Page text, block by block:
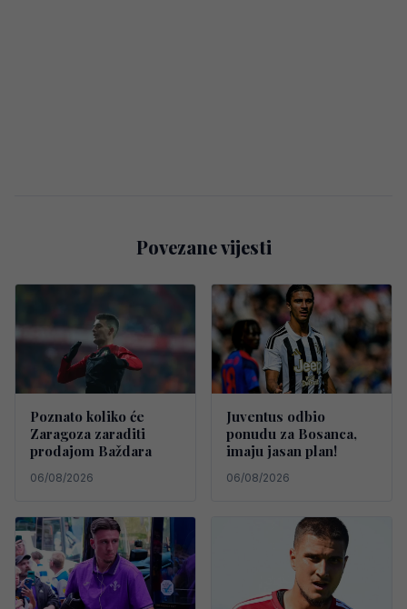
Povezane vijesti
Poznato koliko će
Zaragoza zaraditi
prodajom Baždara
06/08/2026
Juventus odbio
ponudu za Bosanca,
imaju jasan plan!
06/08/2026